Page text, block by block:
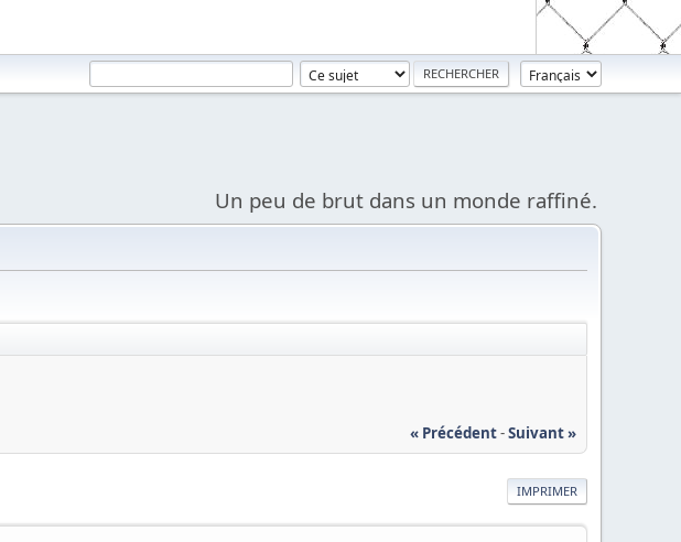
Un peu de brut dans un monde raffiné.
« Précédent-Suivant »
IMPRIMER